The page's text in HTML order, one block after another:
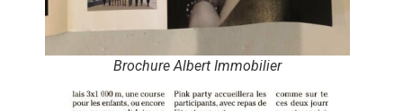
Brochure Albert Immobilier